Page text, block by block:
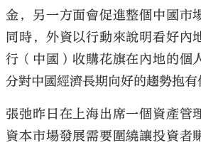
金，另一方面會促進整個中國市
同時，外資以行動來說明看好內
行（中國）收購花旗在內地的個
分對中國經濟長期向好的趨勢抱有
張弛昨日在上海出席一個資產管
資本市場發展需要圍繞讓投資者